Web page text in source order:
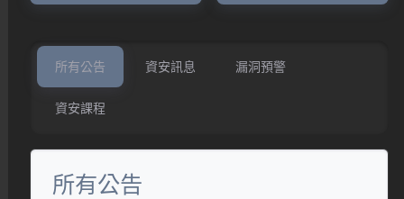
所有公告 資安訊息 漏洞預警
資安課程
所有公告